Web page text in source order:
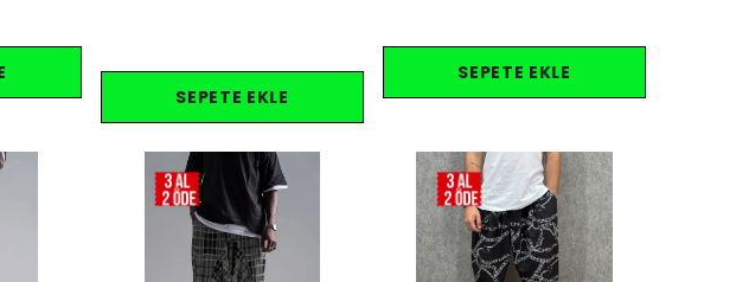
SEPETE EKLE
SEPETE EKLE